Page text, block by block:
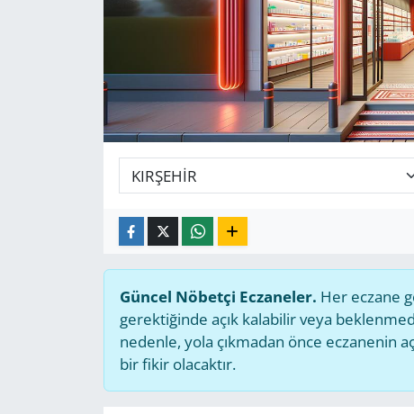
Güncel Nöbetçi Eczaneler. Her eczane
gerektiğinde açık kalabilir veya
nedenle, yola çıkmadan önce eczanenin
bir fikir olacaktır.
HABERDE İNSAN
KÜLTÜR SANAT
POLİTİKA